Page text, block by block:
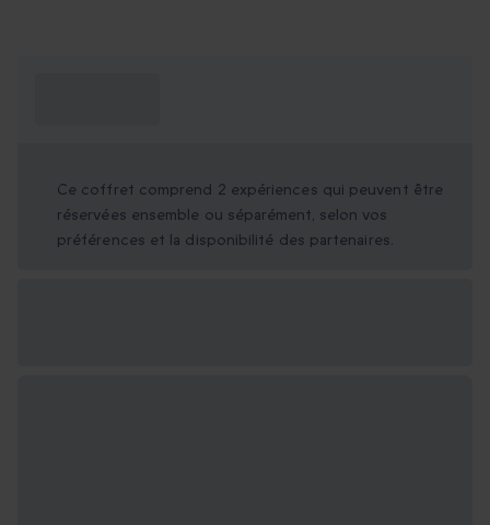
Ce coffret comprend 2 expériences qui peuvent être
réservées ensemble ou séparément, selon vos
préférences et la disponibilité des partenaires.